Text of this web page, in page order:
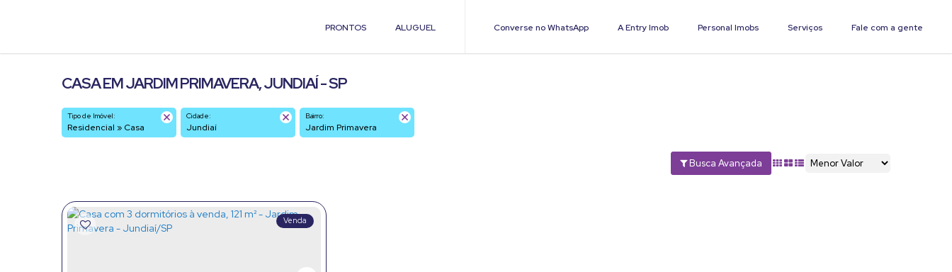
Converse no WhatsApp A Entry Imob Personal Imobs Serviços Fale com a gente
ALUGUEL
PRONTOS
CASA EM JARDIM PRIMAVERA, JUNDIAÍ - SP
Tipo de Imóvel:
Residencial » Casa
Cidade:
Jundiaí
Bairro:
Jardim Primavera
Busca Avançada